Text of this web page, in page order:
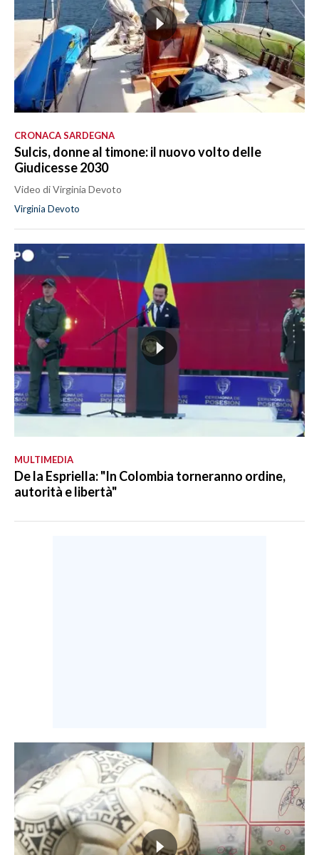
CRONACA SARDEGNA
Sulcis, donne al timone: il nuovo volto delle
Giudicesse 2030
Video di Virginia Devoto
Virginia Devoto
MULTIMEDIA
De la Espriella: "In Colombia torneranno ordine,
autorità e libertà"